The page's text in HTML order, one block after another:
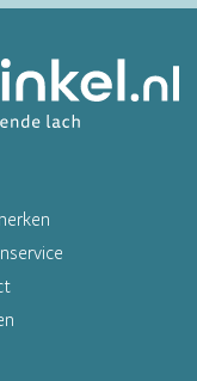
morgen in huis